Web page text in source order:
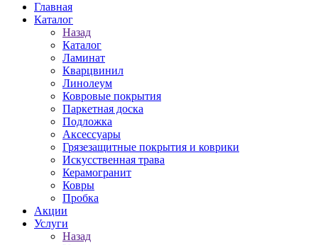
Главная
Каталог
Назад
Каталог
Ламинат
Кварцвинил
Линолеум
Ковровые покрытия
Паркетная доска
Подложка
Аксессуары
Грязезащитные покрытия и коврики
Искусственная трава
Керамогранит
Ковры
Пробка
Акции
Услуги
Назад